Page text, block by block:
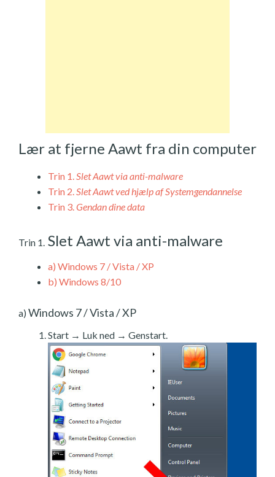
Lær at fjerne Aawt fra din computer
Trin 1.Slet Aawt via anti-malware
Trin 2.Slet Aawt ved hjælp af Systemgendannelse
Trin 3.Gendan dine data
Trin 1. Slet Aawt via anti-malware
a) Windows 7 / Vista / XP
b) Windows 8/10
a) Windows 7 / Vista / XP
Start → Luk ned → Genstart.